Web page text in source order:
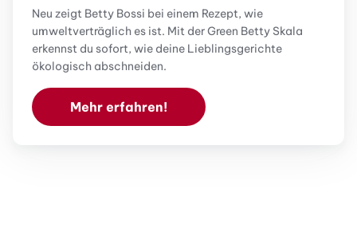
Neu zeigt Betty Bossi bei einem Rezept, wie
umweltverträglich es ist. Mit der Green Betty Skala
erkennst du sofort, wie deine Lieblingsgerichte
ökologisch abschneiden.
Mehr erfahren!